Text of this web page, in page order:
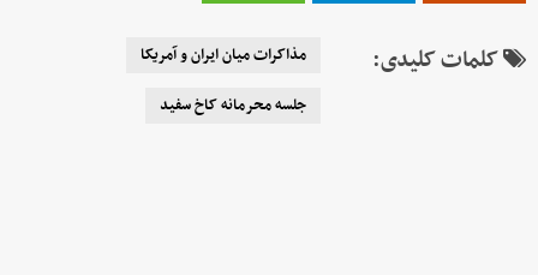
کلمات کلیدی:
مذاکرات میان ایران و آمریکا
جلسه محرمانه کاخ سفید